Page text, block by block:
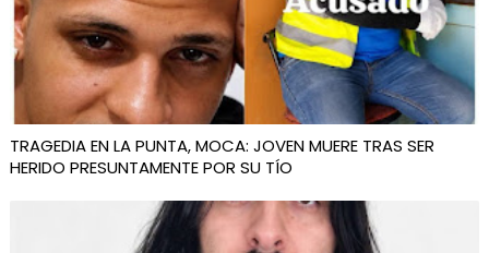
TRAGEDIA EN LA PUNTA, MOCA: JOVEN MUERE TRAS SER
HERIDO PRESUNTAMENTE POR SU TÍO